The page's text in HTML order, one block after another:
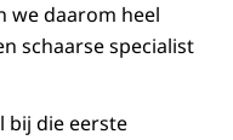
we daarom heel
schaarse specialist
bij die eerste